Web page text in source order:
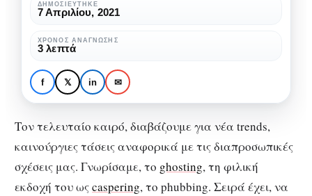
Cushioning: είναι το νέο
trend στις σχέσεις
νέο
trend
στις
σχέσεις
ΔΗΜΟΣΙΕΎΤΗΚΕ
7 Απριλίου, 2021
ΧΡΌΝΟΣ ΑΝΆΓΝΩΣΗΣ
3 λεπτά
f 𝕏 in ✉
Τον τελευταίο καιρό, διαβάζουμε για νέα trends,
καινούργιες τάσεις αναφορικά με τις διαπροσωπικές
σχέσεις μας. Γνωρίσαμε, το ghosting, τη φιλική
εκδοχή του ωςcaspering, το phubbing. Σειρά έχει, να